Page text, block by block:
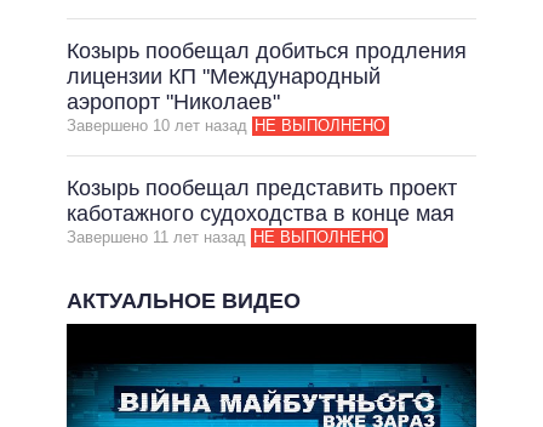
Козырь пообещал добиться продления
лицензии КП "Международный
аэропорт "Николаев"
Завершено 10 лет назад НЕ ВЫПОЛНЕНО
Козырь пообещал представить проект
каботажного судоходства в конце мая
Завершено 11 лет назад НЕ ВЫПОЛНЕНО
АКТУАЛЬНОЕ ВИДЕО